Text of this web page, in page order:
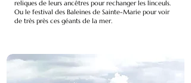
reliques de leurs ancêtres pour rechanger les linceuls.
Ou le festival des Baleines de Sainte-Marie pour voir
de très près ces géants de la mer.